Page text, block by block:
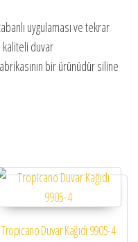
uygulaması ve tekrar
duvar
bir ürünüdür siline
Tropicano Duvar Kağıdı 9905-4